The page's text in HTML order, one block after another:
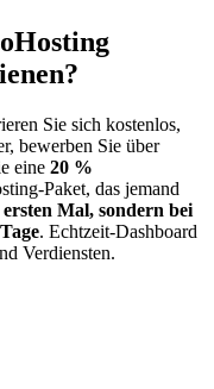
Sie sich kostenlos,
bewerben Sie über
eine 20 %
Paket, das jemand
Mal, sondern bei
. Echtzeit-Dashboard
Verdiensten.